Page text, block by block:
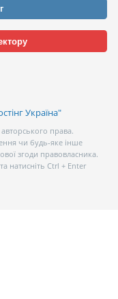
Україна"
авторського права.
чи будь-яке інше
згоди правовласника.
натисніть Ctrl + Enter